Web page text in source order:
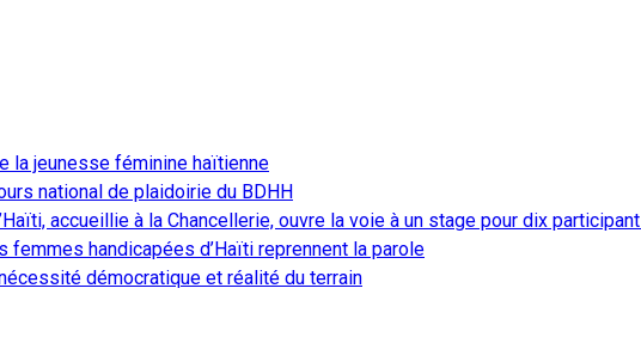
la jeunesse féminine haïtienne
national de plaidoirie du BDHH
accueillie à la Chancellerie, ouvre la voie à un stage pour dix
femmes handicapées d’Haïti reprennent la parole
démocratique et réalité du terrain